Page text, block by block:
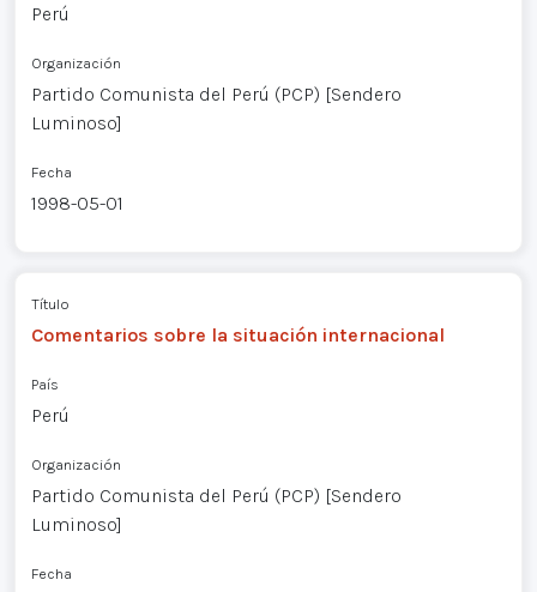
Perú
Organización
Partido Comunista del Perú (PCP) [Sendero
Luminoso]
Fecha
1998-05-01
Título
Comentarios sobre la situación internacional
País
Perú
Organización
Partido Comunista del Perú (PCP) [Sendero
Luminoso]
Fecha